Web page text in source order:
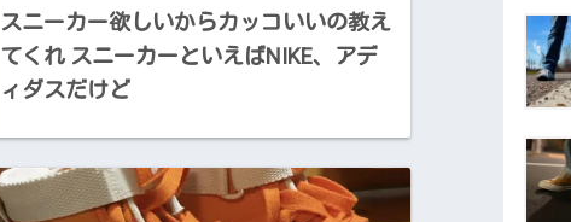
スニーカー欲しいからカッコいいの教え
てくれ スニーカーといえばNIKE、アデ
ィダスだけど